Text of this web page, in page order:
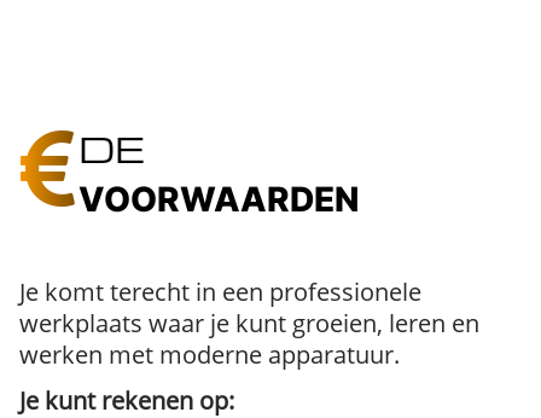
DE
VOORWAARDEN
Je komt terecht in een professionele
werkplaats waar je kunt groeien, leren en
werken met moderne apparatuur.
Je kunt rekenen op: